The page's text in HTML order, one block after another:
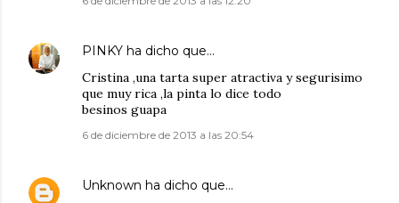
PINKY ha dicho que…
Cristina ,una tarta super atractiva y segurisimo
que muy rica ,la pinta lo dice todo
besinos guapa
6 de diciembre de 2013 a las 20:54
Unknown ha dicho que…